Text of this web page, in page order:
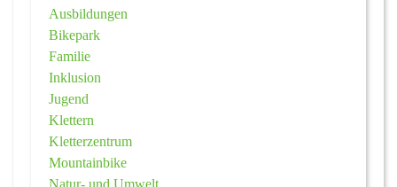
Ausbildungen
Bikepark
Familie
Inklusion
Jugend
Klettern
Kletterzentrum
Mountainbike
Natur- und Umwelt